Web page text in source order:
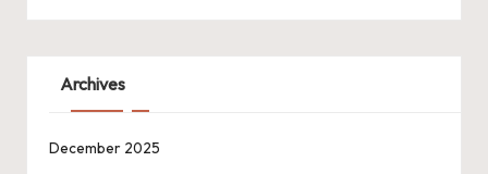
Archives
December 2025